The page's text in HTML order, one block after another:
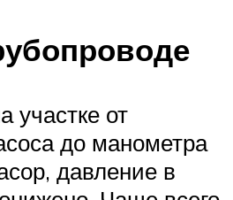
участке от
до манометра
давление в